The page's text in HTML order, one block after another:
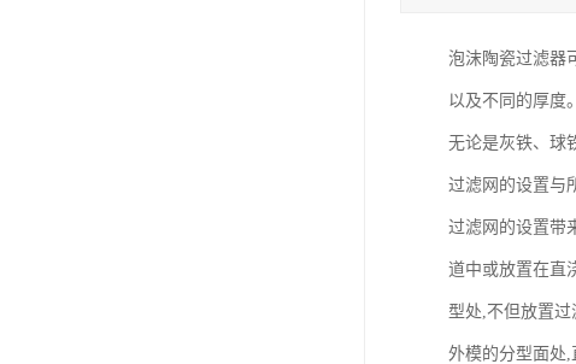
泡沫陶瓷过滤器
以及不同的厚度
无论是灰铁、球
过滤网的设置与
过滤网的设置带
道中或放置在直
型处,不但放置
外模的分型面处